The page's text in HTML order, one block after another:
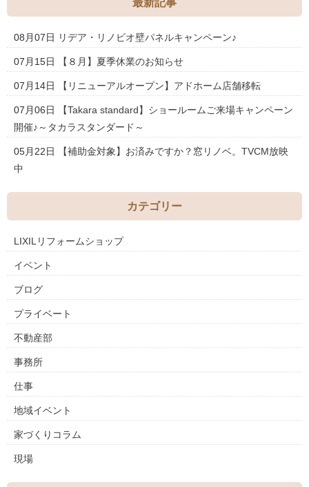
最新記事
08月07日 リデア・リノビオ壁パネルキャンペーン♪
07月15日 【８月】夏季休業のお知らせ
07月14日 【リニューアルオープン】アドホーム店舗移転
07月06日
【Takara standard】ショールームご来場キャンペーン
開催♪～タカラスタンダード～
05月22日
【補助金対象】お済みですか？窓リノベ。TVCM放映
中
カテゴリー
LIXILリフォームショップ
イベント
ブログ
プライベート
不動産部
事務所
仕事
地域イベント
家づくりコラム
現場